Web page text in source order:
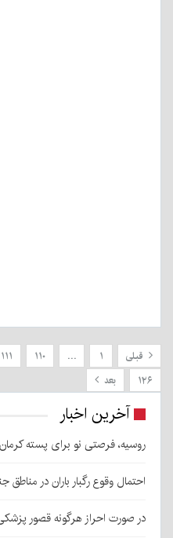
قبلی ۱ … ۱۱۰ ۱۱۱
۱۲۶
بعد
آخرین اخبار
روسیه، فرصتی نو برای پسته کرمان
احتمال وقوع رگبار باران در
در صورت احراز هرگونه قصور